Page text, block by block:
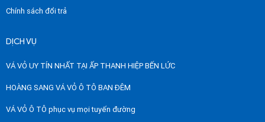
Chính sách đổi trả
DỊCH VỤ
VÁ VỎ UY TÍN NHẤT TẠI ẤP THANH HIỆP BẾN LỨC
HOÀNG SANG VÁ VỎ Ô TÔ BAN ĐÊM
VÁ VỎ Ô TÔ phục vụ mọi tuyến đường